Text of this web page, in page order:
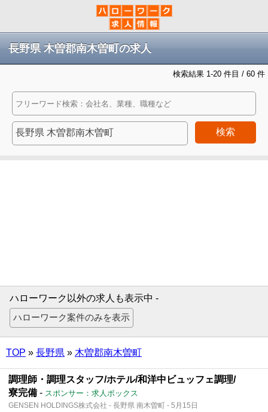
長野県 木曽郡南木曽町の求人
検索結果 1-20 件目 / 60 件
検索
ハローワーク以外の求人も表示中 -
TOP » 長野県 » 木曽郡南木曽町
調理師・調理スタッフ/ホテル/和洋中ビュッフェ調理/
寮完備 - スポンサー：求人ボックス
GENSEN HOLDINGS株式会社 - 長野県 南木曽町 - 5月15日